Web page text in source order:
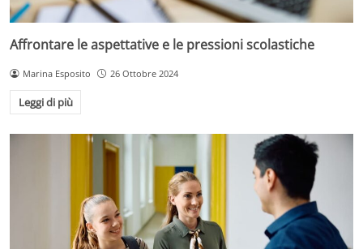
Affrontare le aspettative e le pressioni scolastiche
Marina Esposito 26 Ottobre 2024
Leggi di più